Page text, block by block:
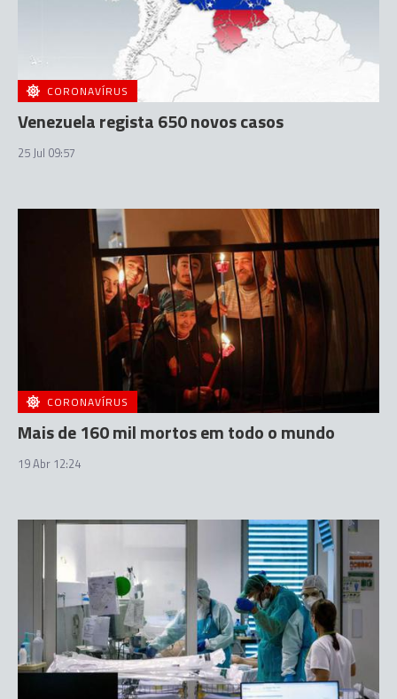
CORONAVÍRUS
Venezuela regista 650 novos casos
25 Jul 09:57
CORONAVÍRUS
Mais de 160 mil mortos em todo o mundo
19 Abr 12:24